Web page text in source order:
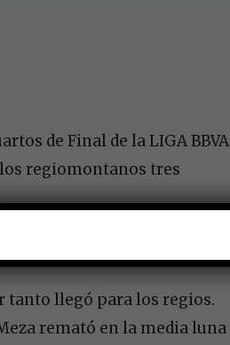
de Final de la LIGA BBVA
regiomontanos tres
tanto llegó para los regios.
remató en la media luna